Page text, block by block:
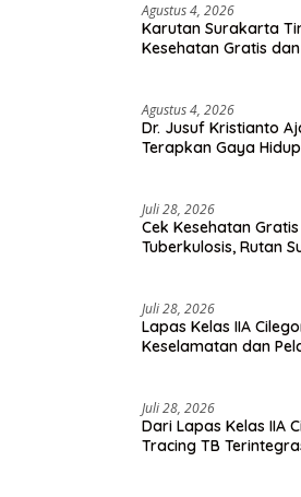
Agustus 4, 2026
Karutan Surakarta
Kesehatan Gratis
Agustus 4, 2026
Dr. Jusuf Kristianto
Terapkan Gaya
Juli 28, 2026
Cek Kesehatan
Tuberkulosis, Rutan
Juli 28, 2026
Lapas Kelas IIA
Keselamatan dan
Juli 28, 2026
Dari Lapas Kelas IIA
Tracing TB